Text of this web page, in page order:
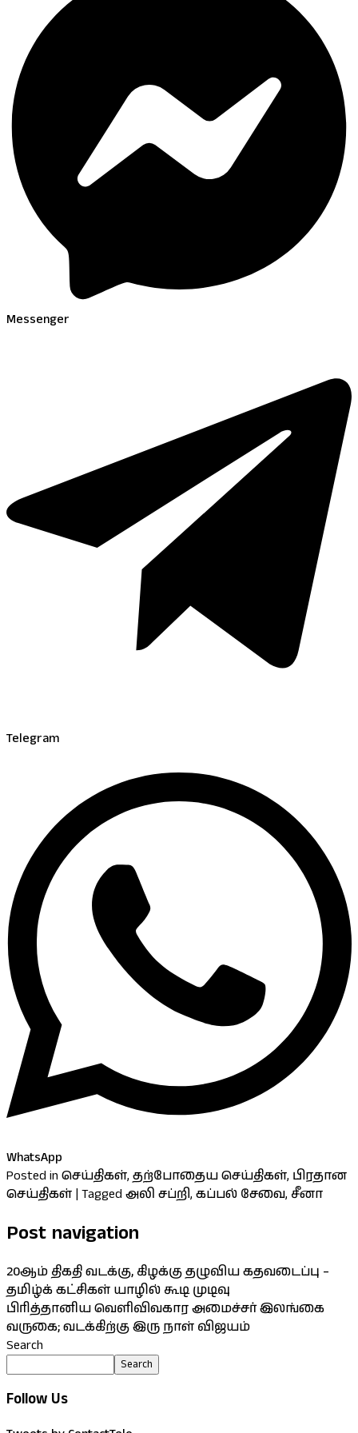
Messenger
Telegram
WhatsApp
Posted in செய்திகள், தற்போதைய செய்திகள், பிரதான
செய்திகள் | Tagged அலி சப்றி, கப்பல் சேவை, சீனா
Post navigation
20ஆம் திகதி வடக்கு, கிழக்கு தழுவிய கதவடைப்பு –
தமிழ்க் கட்சிகள் யாழில் கூடி முடிவு
பிரித்தானிய வெளிவிவகார அமைச்சர் இலங்கை
வருகை; வடக்கிற்கு இரு நாள் விஜயம்
Search
Search
Follow Us